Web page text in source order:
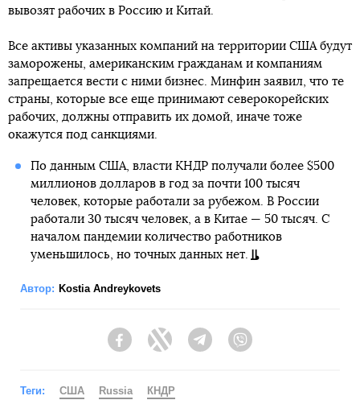
вывозят рабочих в Россию и Китай.
Все активы указанных компаний на территории США будут
заморожены, американским гражданам и компаниям
запрещается вести с ними бизнес. Минфин заявил, что те
страны, которые все еще принимают северокорейских
рабочих, должны отправить их домой, иначе тоже
окажутся под санкциями.
По данным США, власти КНДР получали более $500
миллионов долларов в год за почти 100 тысяч
человек, которые работали за рубежом. В России
работали 30 тысяч человек, а в Китае — 50 тысяч. С
началом пандемии количество работников
уменьшилось, но точных данных нет.
Автор: Kostia Andreykovets
FacebookTwitter Telegram
Теги: США Russia КНДР